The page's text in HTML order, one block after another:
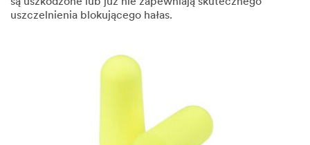
są uszkodzone lub już nie zapewniają skutecznego
uszczelnienia blokującego hałas.